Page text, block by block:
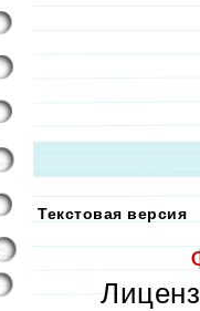
Текстовая версия